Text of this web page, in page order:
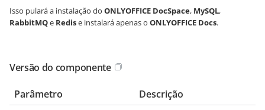
Isso pulará a instalação do ONLYOFFICE DocSpace, MySQL,
RabbitMQe Redise instalará apenas o ONLYOFFICE Docs.
Versão do componente
Parâmetro Descrição